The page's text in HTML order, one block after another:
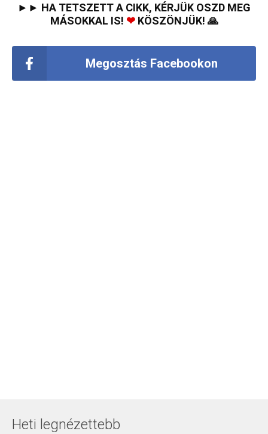
►► HA TETSZETT A CIKK, KÉRJÜK OSZD MEG
MÁSOKKAL IS! ❤KÖSZÖNJÜK! 🙏
Megosztás Facebookon
Heti legnézettebb